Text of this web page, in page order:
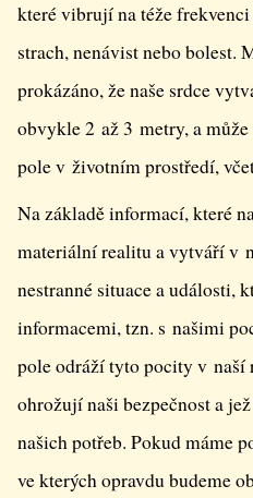
které vibrují na téže
strach, nenávist nebo bolest.
prokázáno, že naše srdce
obvykle 2 až 3 metry, a
pole v životním prostředí,
Na základě informací, které
materiální realitu a vytváří v
nestranné situace a události,
informacemi, tzn. s našimi
pole odráží tyto pocity v naší
ohrožují naši bezpečnost a
našich potřeb. Pokud máme
ve kterých opravdu budeme